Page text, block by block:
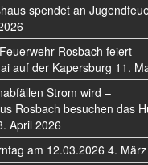
spendet an
Rosbach feiert
auf der Kapersburg 11.
Strom wird –
Rosbach besuchen das
April 2026
am 12.03.2026 4.